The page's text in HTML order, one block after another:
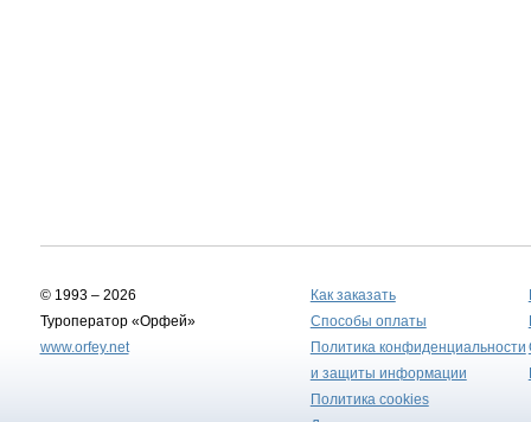
© 1993 – 2026
Туроператор «Орфей»
www.orfey.net
Как заказать
Способы оплаты
Политика конфиденциальности
и защиты информации
Политика cookies